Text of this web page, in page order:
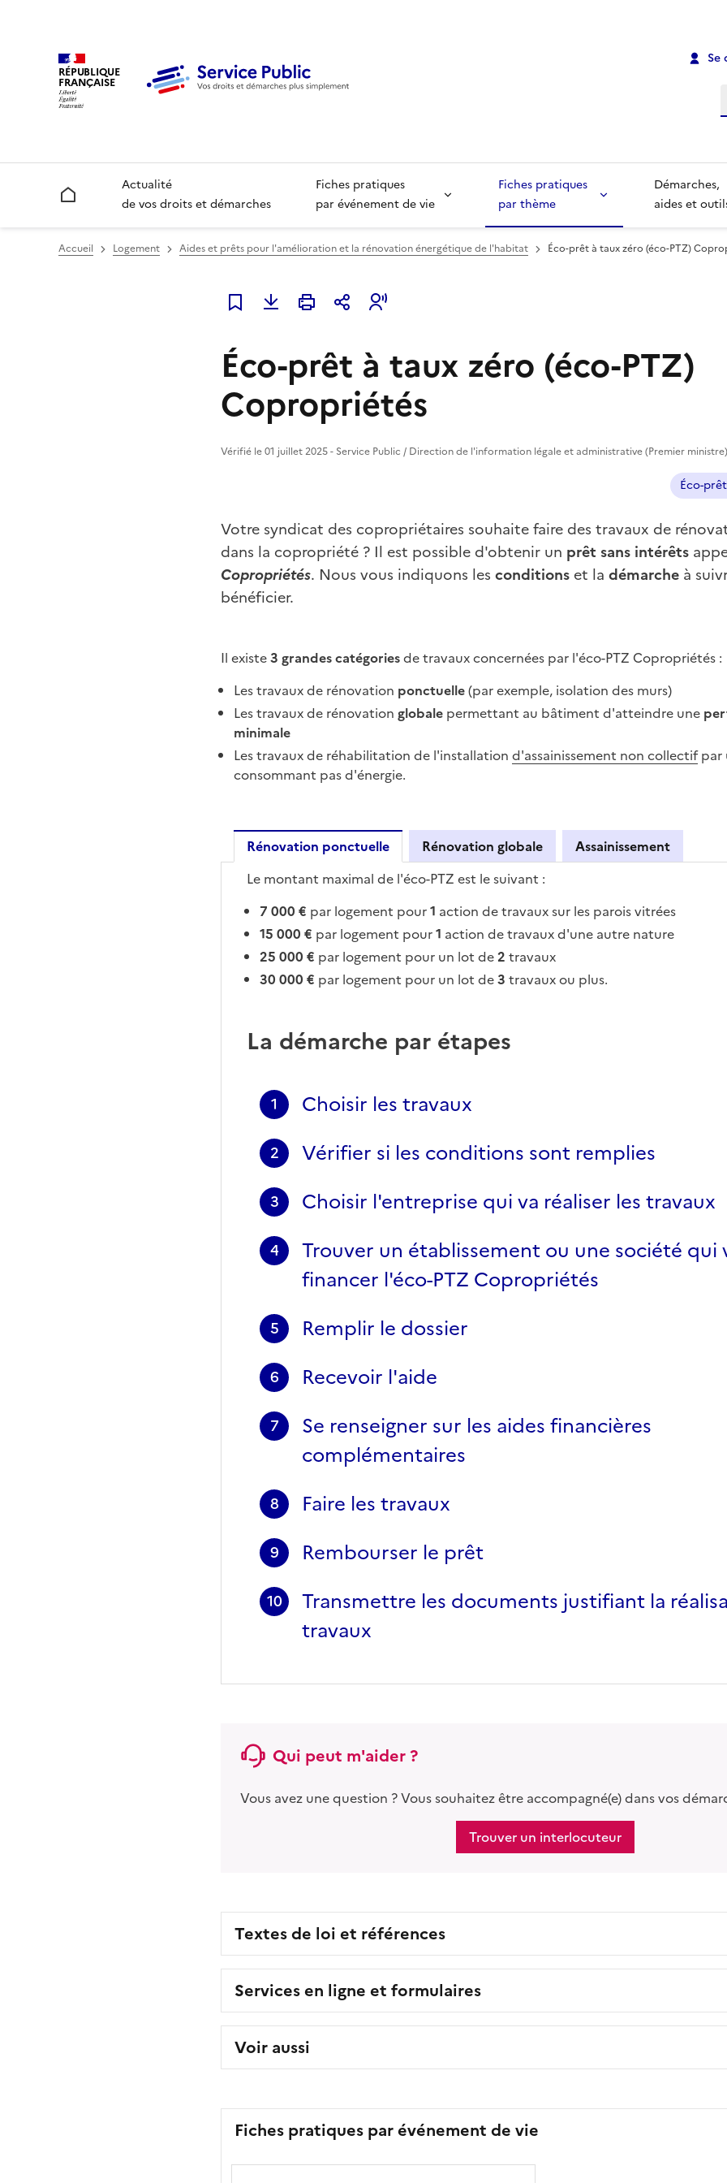
RÉPUBLIQUE
FRANÇAISE
Se
Accueil
Actualité
de vos droits et démarches
Fiches pratiques
par événement de vie
Fiches pratiques
par thème
Démarches,
aides et
Accueil Logement Aides et prêts pour l'amélioration et la rénovation énergétique de l'habitat Éco-prêt à taux zéro (éco-PTZ)
Ajouter à mes favoris
Éco-prêt à taux zéro (éco-PTZ)
Copropriétés
Vérifié le 01 juillet 2025 - Service Public / Direction de l'information légale et administrative (Premier ministre)
Éco-
Votre syndicat des copropriétaires souhaite faire des travaux de
dans la copropriété ? Il est possible d'obtenir un prêt sans intérêts
Copropriétés. Nous vous indiquons les conditions et la démarche à
bénéficier.
Il existe3 grandes catégoriesde travaux concernées par l'éco-PTZ Copropriétés :
Les travaux de rénovation ponctuelle(par exemple, isolation des murs)
Les travaux de rénovation globale permettant au bâtiment d'atteindre une
minimale
Les travaux de réhabilitation de l'installation d'assainissement non collectifpar
consommant pas d'énergie.
Rénovation ponctuelle Rénovation globale Assainissement
Rénovation ponctuelle
Le montant maximal de l'éco-PTZ est le suivant :
7 000 € par logement pour1 action de travaux sur les parois vitrées
15 000 € par logement pour1 action de travaux d'une autre nature
25 000 € par logement pour un lot de2 travaux
30 000 € par logement pour un lot de3 travaux ou plus.
La démarche par étapes
1 Choisir les travaux
2 Vérifier si les conditions sont remplies
3 Choisir l'entreprise qui va réaliser les travaux
4
Trouver un établissement ou une société qui
financer l'éco-PTZ Copropriétés
5 Remplir le dossier
6 Recevoir l'aide
7
Se renseigner sur les aides financières
complémentaires
8 Faire les travaux
9 Rembourser le prêt
10
Transmettre les documents justifiant la
travaux
Qui peut m'aider ?
Vous avez une question ? Vous souhaitez être accompagné(e) dans vos
Trouver un interlocuteur
Textes de loi et références
Services en ligne et formulaires
Voir aussi
Fiches pratiques par événement de vie